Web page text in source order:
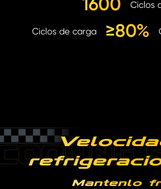
1600 Ciclos
Ciclos de carga ≥80%
Mantenlo